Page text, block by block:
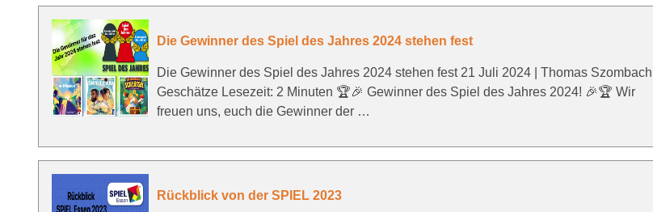
Die Gewinner des Spiel des Jahres 2024 stehen fest
Die Gewinner des Spiel des Jahres 2024 stehen fest 21 Juli 2024 | Thomas Szombach |
Geschätze Lesezeit: 2 Minuten 🏆🎉 Gewinner des Spiel des Jahres 2024! 🎉🏆 Wir
freuen uns, euch die Gewinner der …
Rückblick von der SPIEL 2023